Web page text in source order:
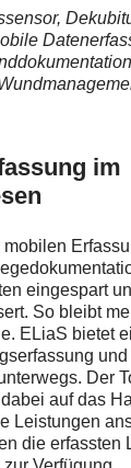
im
eingespart
So bleibt
ELiaS bietet
und
Der
auf das
Leistungen
die erfassten